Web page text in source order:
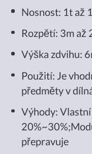
Nosnost: 1t až
Rozpětí: 3m až
Výška zdvihu:
Použití: Je
předměty v
Výhody:
přepravuje